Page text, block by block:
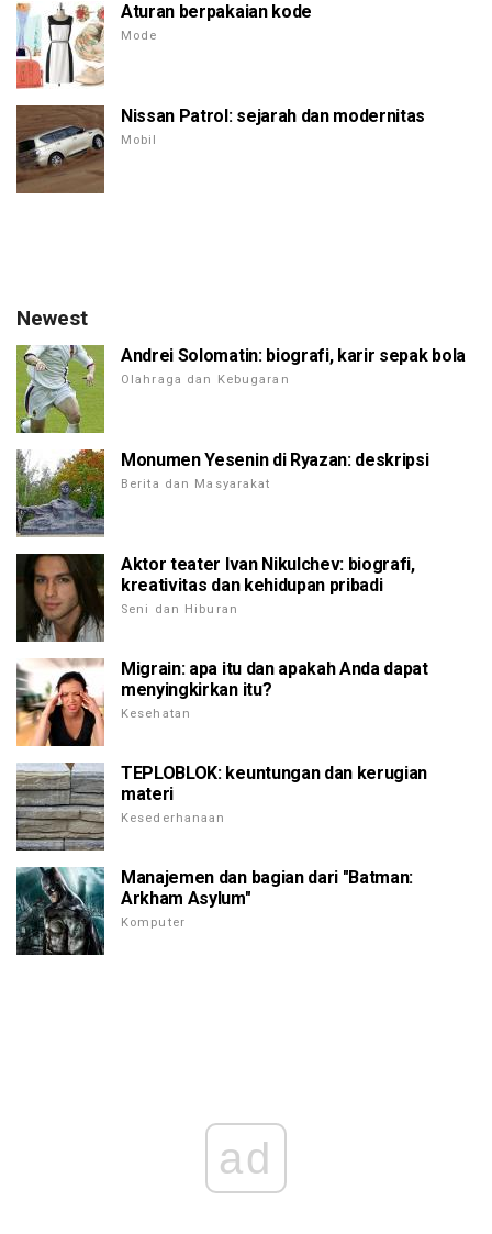
Aturan berpakaian kode
Mode
Nissan Patrol: sejarah dan modernitas
Mobil
Newest
Andrei Solomatin: biografi, karir sepak bola
Olahraga dan Kebugaran
Monumen Yesenin di Ryazan: deskripsi
Berita dan Masyarakat
Aktor teater Ivan Nikulchev: biografi,
kreativitas dan kehidupan pribadi
Seni dan Hiburan
Migrain: apa itu dan apakah Anda dapat
menyingkirkan itu?
Kesehatan
TEPLOBLOK: keuntungan dan kerugian
materi
Kesederhanaan
Manajemen dan bagian dari "Batman:
Arkham Asylum"
Komputer
ad